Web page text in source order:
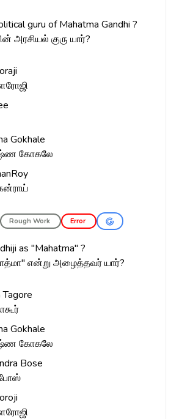
guru of Mahatma Gandhi ?
அரசியல் குரு யார்?
Gokhale
கோகலே
Rough Work Error
as "Mahatma" ?
என்று அழைத்தவர் யார்?
Tagore
Gokhale
கோகலே
Bose
போஸ்